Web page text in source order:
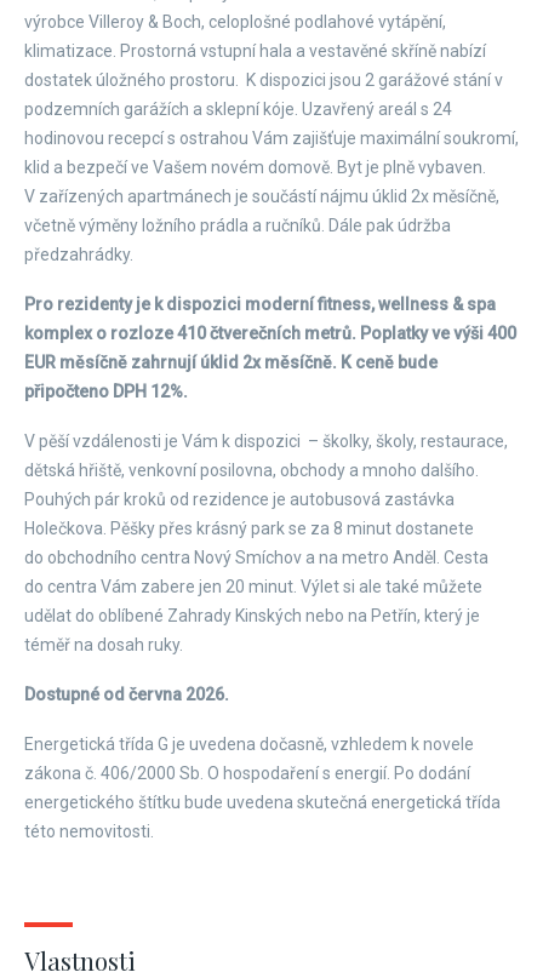
výrobce Villeroy & Boch, celoplošné podlahové vytápění,
klimatizace. Prostorná vstupní hala a vestavěné skříně nabízí
dostatek úložného prostoru. K dispozici jsou 2 garážové stání v
podzemních garážích a sklepní kóje. Uzavřený areál s 24
hodinovou recepcí s ostrahou Vám zajišťuje maximální soukromí,
klid a bezpečí ve Vašem novém domově. Byt je plně vybaven.
V zařízených apartmánech je součástí nájmu úklid 2x měsíčně,
včetně výměny ložního prádla a ručníků. Dále pak údržba
předzahrádky.
Pro rezidenty je k dispozici moderní fitness, wellness & spa
komplex o rozloze 410 čtverečních metrů. Poplatky ve výši 400
EUR měsíčně zahrnují úklid 2x měsíčně. K ceně bude
připočteno DPH 12%.
V pěší vzdálenosti je Vám k dispozici – školky, školy, restaurace,
dětská hřiště, venkovní posilovna, obchody a mnoho dalšího.
Pouhých pár kroků od rezidence je autobusová zastávka
Holečkova. Pěšky přes krásný park se za 8 minut dostanete
do obchodního centra Nový Smíchov a na metro Anděl. Cesta
do centra Vám zabere jen 20 minut. Výlet si ale také můžete
udělat do oblíbené Zahrady Kinských nebo na Petřín, který je
téměř na dosah ruky.
Dostupné od června 2026.
Energetická třída G je uvedena dočasně, vzhledem k novele
zákona č. 406/2000 Sb. O hospodaření s energií. Po dodání
energetického štítku bude uvedena skutečná energetická třída
této nemovitosti.
Vlastnosti